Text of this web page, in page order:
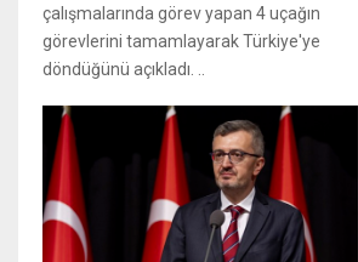
çalışmalarında görev yapan 4 uçağın
görevlerini tamamlayarak Türkiye'ye
döndüğünü açıkladı. ..